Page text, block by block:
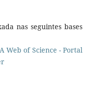
nas seguintes bases
Web of Science - Portal